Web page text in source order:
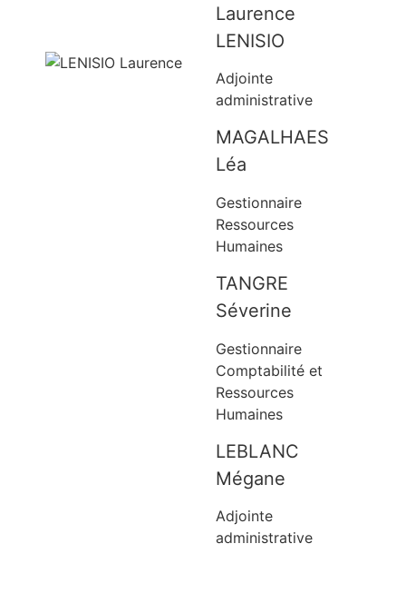
Laurence
LENISIO
Adjointe
administrative
MAGALHAES
Léa
Gestionnaire
Ressources
Humaines
TANGRE
Séverine
Gestionnaire
Comptabilité et
Ressources
Humaines
LEBLANC
Mégane
Adjointe
administrative